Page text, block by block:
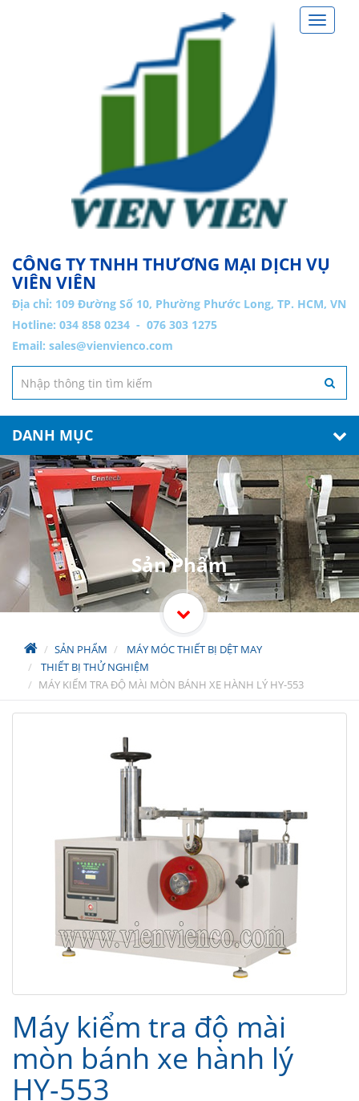
Toggle
CÔNG TY TNHH THƯƠNG MẠI DỊCH VỤ
VIÊN VIÊN
Địa chỉ: 109 Đường Số 10, Phường Phước Long, TP. HCM, VN
Hotline: 034 858 0234 - 076 303 1275
Email: sales@vienvienco.com
DANH MỤC
SẢN PHẨM
MÁY MÓC THIẾT BỊ DỆT MAY
THIẾT BỊ THỬ NGHIỆM
MÁY KIỂM TRA ĐỘ MÀI MÒN BÁNH XE HÀNH LÝ HY-553
Sản Phẩm
Máy kiểm tra độ mài
mòn bánh xe hành lý
HY-553